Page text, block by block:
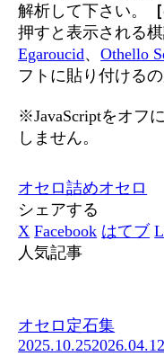
解析して下さい。
押すと表示される
Egaroucid、Othello
フトに貼り付けるの
※JavaScriptをオフ
しません。
オセロ詰めオセロ
シェアする
X Facebook はてブ
人気記事
オセロ定石集
2025.10.252026.04.12